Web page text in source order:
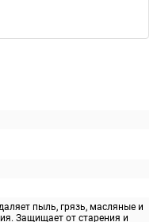
пыль, грязь, масляные и
Защищает от старения и